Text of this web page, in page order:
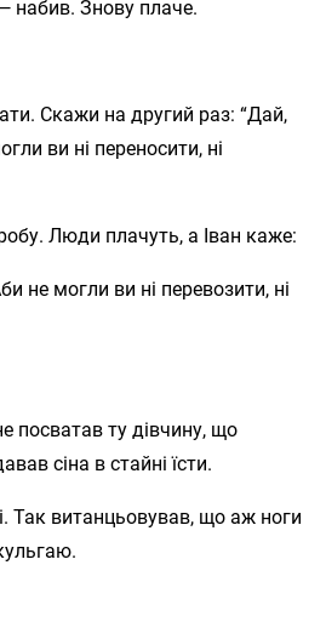
набив. Знову плаче.
Скажи на другий раз: “Дай,
ви ні переносити, ні
Люди плачуть, а Іван каже:
не могли ви ні перевозити, ні
посватав ту дівчину, що
сіна в стайні їсти.
Так витанцьовував, що аж ноги